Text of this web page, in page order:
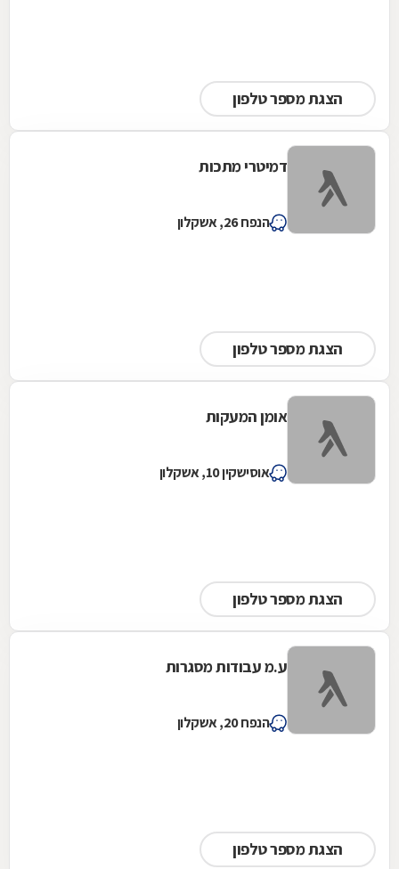
הצגת מספר טלפון
דמיטרי מתכות
הנפח 26, אשקלון
הצגת מספר טלפון
אומן המעקות
אוסישקין 10, אשקלון
הצגת מספר טלפון
ע.מ עבודות מסגרות
הנפח 20, אשקלון
הצגת מספר טלפון